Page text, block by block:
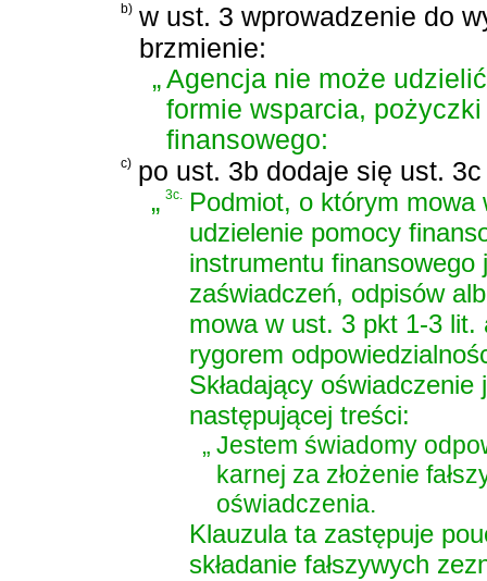
b) w ust. 3 wprowadzenie do
brzmienie:
„Agencja nie może
formie wsparcia,
finansowego:
c) po ust. 3b dodaje się ust.
„3c. Podmiot, o którym
udzielenie pomocy
instrumentu finansowego
zaświadczeń, odpisów
mowa w ust. 3 pkt 1-3 lit.
rygorem
Składający
następującej treści:
„Jestem świadomy
karnej za złożenie
oświadczenia.
Klauzula ta zastępuje
składanie fałszywych